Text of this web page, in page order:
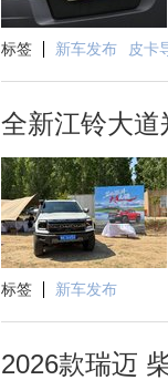
标签 新车发布 皮卡
全新江铃大道
标签 新车发布
2026款瑞迈